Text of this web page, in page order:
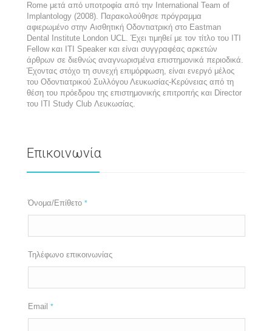
Rome μετά από υποτροφία από την International Team of
Implantology (2008). Παρακολούθησε πρόγραμμα
αφιερωμένο στην Αισθητική Οδοντιατρική στο Eastman
Dental Institute London UCL. Έχει τιμηθεί με τον τίτλο του ΙΤΙ
Fellow και ITI Speaker και είναι συγγραφέας αρκετών
άρθρων σε διεθνώς αναγνωρισμένα επιστημονικά περιοδικά.
Έχοντας στόχο τη συνεχή επιμόρφωση, είναι ενεργό μέλος
του Οδοντιατρικού Συλλόγου Λευκωσίας-Κερύνειας από τη
θέση του πρόεδρου της επιστημονικής επιτροπής και Director
του ΙΤΙ Study Club Λευκωσίας.
Επικοινωνία
Όνομα/Επίθετο *
Τηλέφωνο επικοινωνίας
Email *